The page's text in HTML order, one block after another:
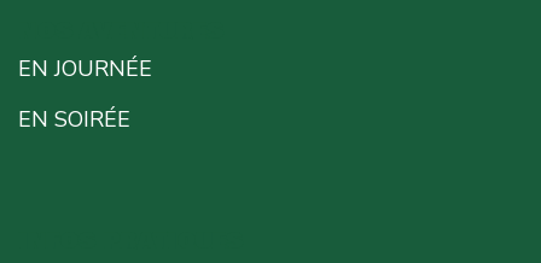
EN JOURNÉE
EN SOIRÉE